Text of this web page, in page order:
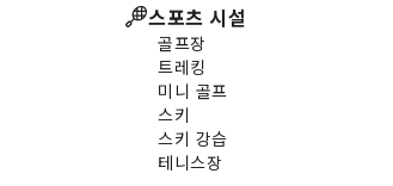
스포츠 시설
골프장
트레킹
미니 골프
스키
스키 강습
테니스장